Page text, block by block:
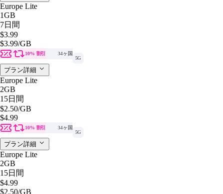
Europe Lite
1GB
7日間
$3.99
$3.99/GB
10% 割引
34ヶ国
5G
プラン詳細
Europe Lite
2GB
15日間
$2.50/GB
$4.99
10% 割引
34ヶ国
5G
プラン詳細
Europe Lite
2GB
15日間
$4.99
$2.50/GB